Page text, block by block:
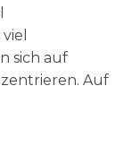
sich auf
Auf